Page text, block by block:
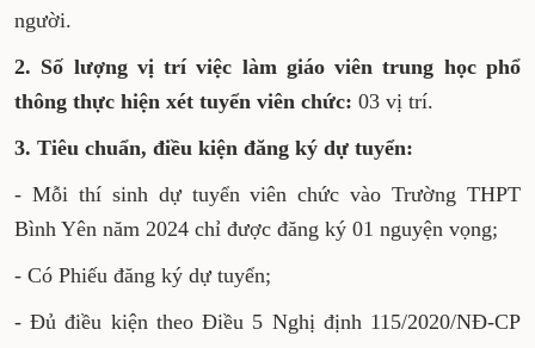
người.
2. Số lượng vị trí việc làm giáo viên trung học phổ
thông thực hiện xét tuyển viên chức: 03 vị trí.
3. Tiêu chuẩn, điều kiện đăng ký dự tuyển:
- Mỗi thí sinh dự tuyển viên chức vào Trường THPT
Bình Yên năm 2024 chỉ được đăng ký 01 nguyện vọng;
- Có Phiếu đăng ký dự tuyển;
- Đủ điều kiện theo Điều 5 Nghị định 115/2020/NĐ-CP